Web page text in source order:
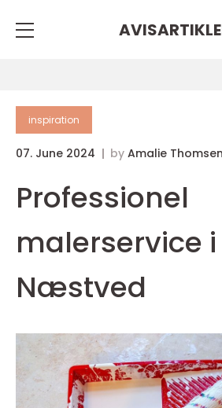
inspiration
07. June 2024 by Amalie Thomsen
Professionel
malerservice i
Næstved